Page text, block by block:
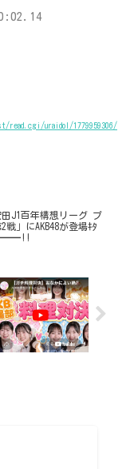
uraidol/1779959306/
田J1百年構想リーグ プ
戦」にAKB48が登場ｷﾀ